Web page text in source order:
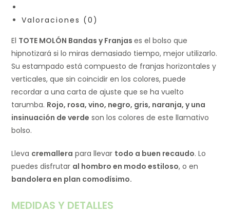
Valoraciones (0)
El TOTE MOLÓN Bandas y Franjases el bolso que
hipnotizará si lo miras demasiado tiempo, mejor utilizarlo.
Su estampado está compuesto de franjas horizontales y
verticales, que sin coincidir en los colores, puede
recordar a una carta de ajuste que se ha vuelto
tarumba. Rojo, rosa, vino, negro, gris, naranja, y una
insinuación de verde son los colores de este llamativo
bolso.
Lleva cremallera para llevar todo a buen recaudo. Lo
puedes disfrutar al hombro en modo estiloso, o en
bandolera en plan comodísimo.
MEDIDAS Y DETALLES